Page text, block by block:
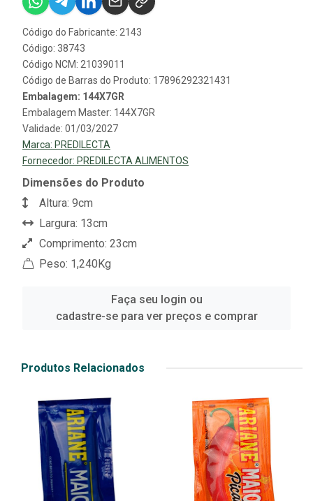
Código do Fabricante: 2143
Código: 38743
Código NCM: 21039011
Código de Barras do Produto: 17896292321431
Embalagem: 144X7GR
Embalagem Master: 144X7GR
Validade: 01/03/2027
Marca: PREDILECTA
Fornecedor: PREDILECTA ALIMENTOS
Dimensões do Produto
Altura: 9cm
Largura: 13cm
Comprimento: 23cm
Peso: 1,240Kg
Faça seu login ou
cadastre-se para ver preços e comprar
Produtos Relacionados